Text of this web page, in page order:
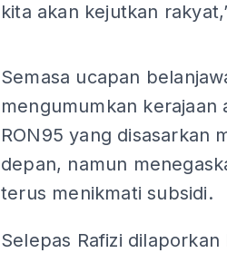
kita akan kejutkan
Semasa ucapan
mengumumkan kerajaan
RON95 yang disasarkan
depan, namun
terus menikmati subsidi.
Selepas Rafizi